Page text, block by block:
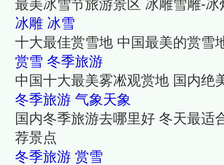
最美冰雪节旅游景区 冰雕雪雕-
冰雕 冰雪
十大最佳赏雪地 中国最美的赏雪
赏雪 冬季旅游
中国十大最美雾凇观赏地 国内绝
冬季旅游 气象天象
国内冬季旅游去哪里好 冬天最适
荐景点
冬季旅游 赏雪